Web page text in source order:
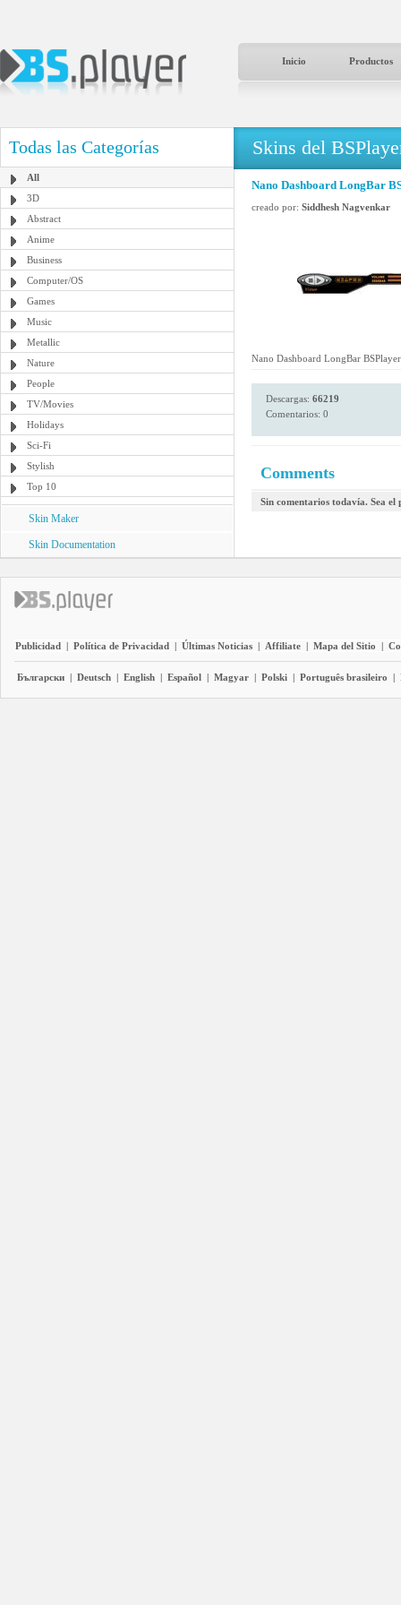
Inicio Productos
Todas las Categorías
All
3D
Abstract
Anime
Business
Computer/OS
Games
Music
Metallic
Nature
People
TV/Movies
Holidays
Sci-Fi
Stylish
Top 10
Skin Maker
Skin Documentation
Skins del
Nano Dashboard LongBar
creado por: Siddhesh Nagvenkar
Nano Dashboard LongBar
Descargas: 66219
Comentarios: 0
Comments
Sin comentarios todavía. Sea
Publicidad | Política de Privacidad | Últimas Noticias | Affiliate | Mapa del Sitio |
Български | Deutsch | English | Español | Magyar | Polski | Português brasileiro |